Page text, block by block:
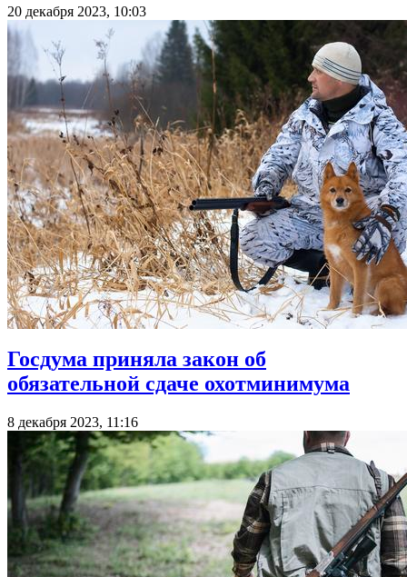
20 декабря 2023, 10:03
Госдума приняла закон об
обязательной сдаче охотминимума
8 декабря 2023, 11:16